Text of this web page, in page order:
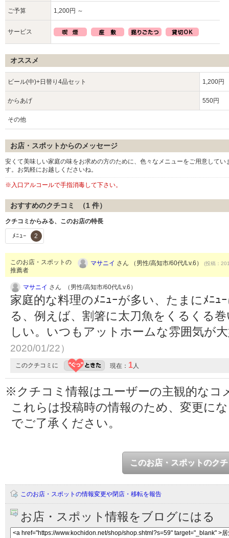
ご予算 1,200円 ～
サービス
オススメ
ビール(中)+日替り4品セット 1,200円
からあげ 550円
その他
お店・スポットからのメッセージ
安くて美味しい家庭の味をお求めの方のために、色々なメニューをご用意して
す。お気軽にお越しくださいね。
※入口アルコールで手指消毒して下さい。
おすすめのクチコミ （1 件）
クチコミからみる、このお店の特長
ﾒﾆｭｰ 2
このお店・スポットの
推薦者
マサニイ さん （男性/高知市/60代/Lv.6） (投稿：
マサニイ さん （男性/高知市/60代/Lv.6）
家庭的な料理のﾒﾆｭｰが多い、たまにﾒﾆ
る、例えば、割箸に太刀魚をくるくる
しい。いつもアットホームな雰囲気が
2020/01/22）
このクチコミに 現在： 1 人
※クチコミ情報はユーザーの主観的なコ
これらは投稿時の情報のため、変更に
でご了承ください。
このお店・スポットのク
このお店・スポットの情報変更や閉店・移転を報告
お店・スポット情報をブログにはる